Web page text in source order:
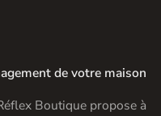
de votre maison
Boutique propose à